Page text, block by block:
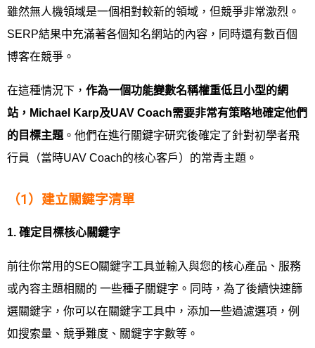
雖然無人機領域是一個相對較新的領域，但競爭非常激烈。
SERP結果中充滿著各個知名網站的內容，同時還有數百個
博客在競爭。
在這種情況下， 作為一個功能變數名稱權重低且小型的網
站， Michael Karp及UAV Coach需要非常有策略地確定他們
的目標主題 。他們在進行關鍵字研究後確定了針對初學者飛
行員（當時UAV Coach的核心客戶）的常青主題。
（1）建立關鍵字清單
1. 確定目標核心關鍵字
前往你常用的SEO關鍵字工具並輸入與您的核心產品、服務
或內容主題相關的 一些種子關鍵字。同時，為了後續快速篩
選關鍵字，你可以在關鍵字工具中，添加一些過濾選項，例
如搜索量、競爭難度、關鍵字字數等。